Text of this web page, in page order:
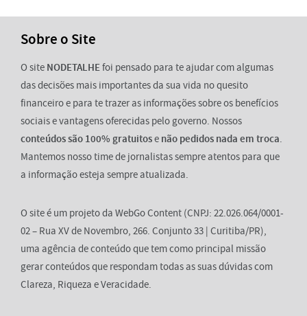
Sobre o Site
O site NODETALHEfoi pensado para te ajudar com algumas
das decisões mais importantes da sua vida no quesito
financeiro e para te trazer as informações sobre os benefícios
sociais e vantagens oferecidas pelo governo. Nossos
conteúdos são 100% gratuitose não pedidos nada em troca.
Mantemos nosso time de jornalistas sempre atentos para que
a informação esteja sempre atualizada.
O site é um projeto da WebGo Content (CNPJ: 22.026.064/0001-
02 – Rua XV de Novembro, 266. Conjunto 33 | Curitiba/PR),
uma agência de conteúdo que tem como principal missão
gerar conteúdos que respondam todas as suas dúvidas com
Clareza, Riqueza e Veracidade.